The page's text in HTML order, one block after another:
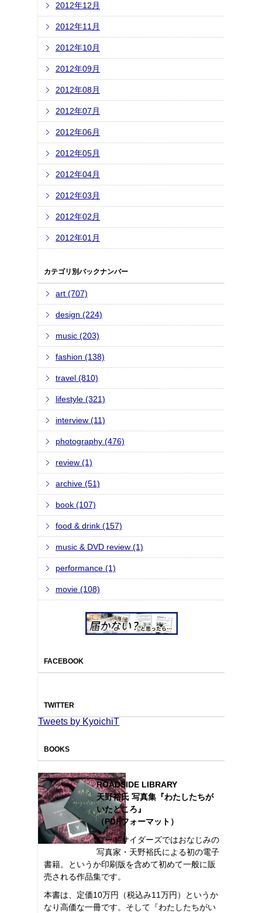
2012年12月
2012年11月
2012年10月
2012年09月
2012年08月
2012年07月
2012年06月
2012年05月
2012年04月
2012年03月
2012年02月
2012年01月
カテゴリ別バックナンバー
art (707)
design (224)
music (203)
fashion (138)
travel (810)
lifestyle (321)
interview (11)
photography (476)
review (1)
archive (51)
book (107)
food & drink (157)
music & DVD review (1)
performance (1)
movie (108)
FACEBOOK
TWITTER
Tweets by KyoichiT
BOOKS
ROADSIDE LIBRARY
天野裕氏 写真集『わたしたちが
いたところ』
（PDFフォーマット）
ロードサイダーズではおなじみの
写真家・天野裕氏による初の電子
書籍。というか印刷版を含めて初めて一般に販
売される作品集です。
本書は、定価10万円（税込み11万円）というか
なり高価な一冊です。そして『わたしたちがい